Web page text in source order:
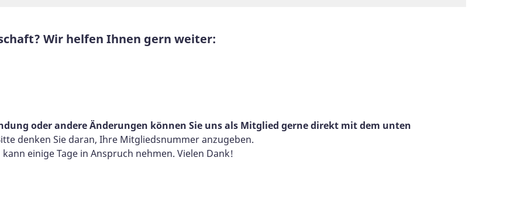
Wir helfen Ihnen gern weiter:
oder andere Änderungen können Sie uns als Mitglied gerne direkt mit dem unten
denken Sie daran, Ihre Mitgliedsnummer anzugeben.
einige Tage in Anspruch nehmen. Vielen Dank!